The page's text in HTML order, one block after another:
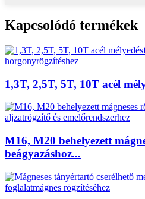
Kapcsolódó termékek
1,3T, 2,5T, 5T, 10T acél
M16, M20 behelyezett
beágyazáshoz...